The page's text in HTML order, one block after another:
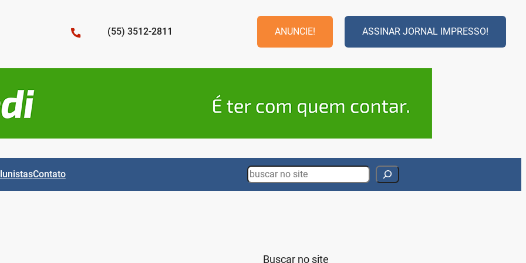
(55) 3512-2811 ANUNCIE! ASSINAR JORNAL IMPRESSO!
Contato Search
Buscar no site